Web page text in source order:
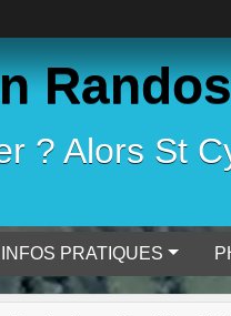
Randos
? Alors St
INFOS PRATIQUES